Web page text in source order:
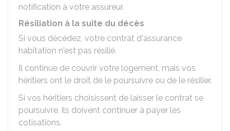
notification à votre assureur.
Résiliation à la suite du décès
Si vous décédez, votre contrat d'assurance
habitation n'est pas résilié.
Il continue de couvrir votre logement, mais vos
héritiers ont le droit de le poursuivre ou de le résilier.
Si vos héritiers choisissent de laisser le contrat se
poursuivre, ils doivent continuer à payer les
cotisations.